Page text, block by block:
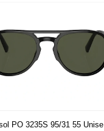
PO 3235S 95/31 55 Unisex